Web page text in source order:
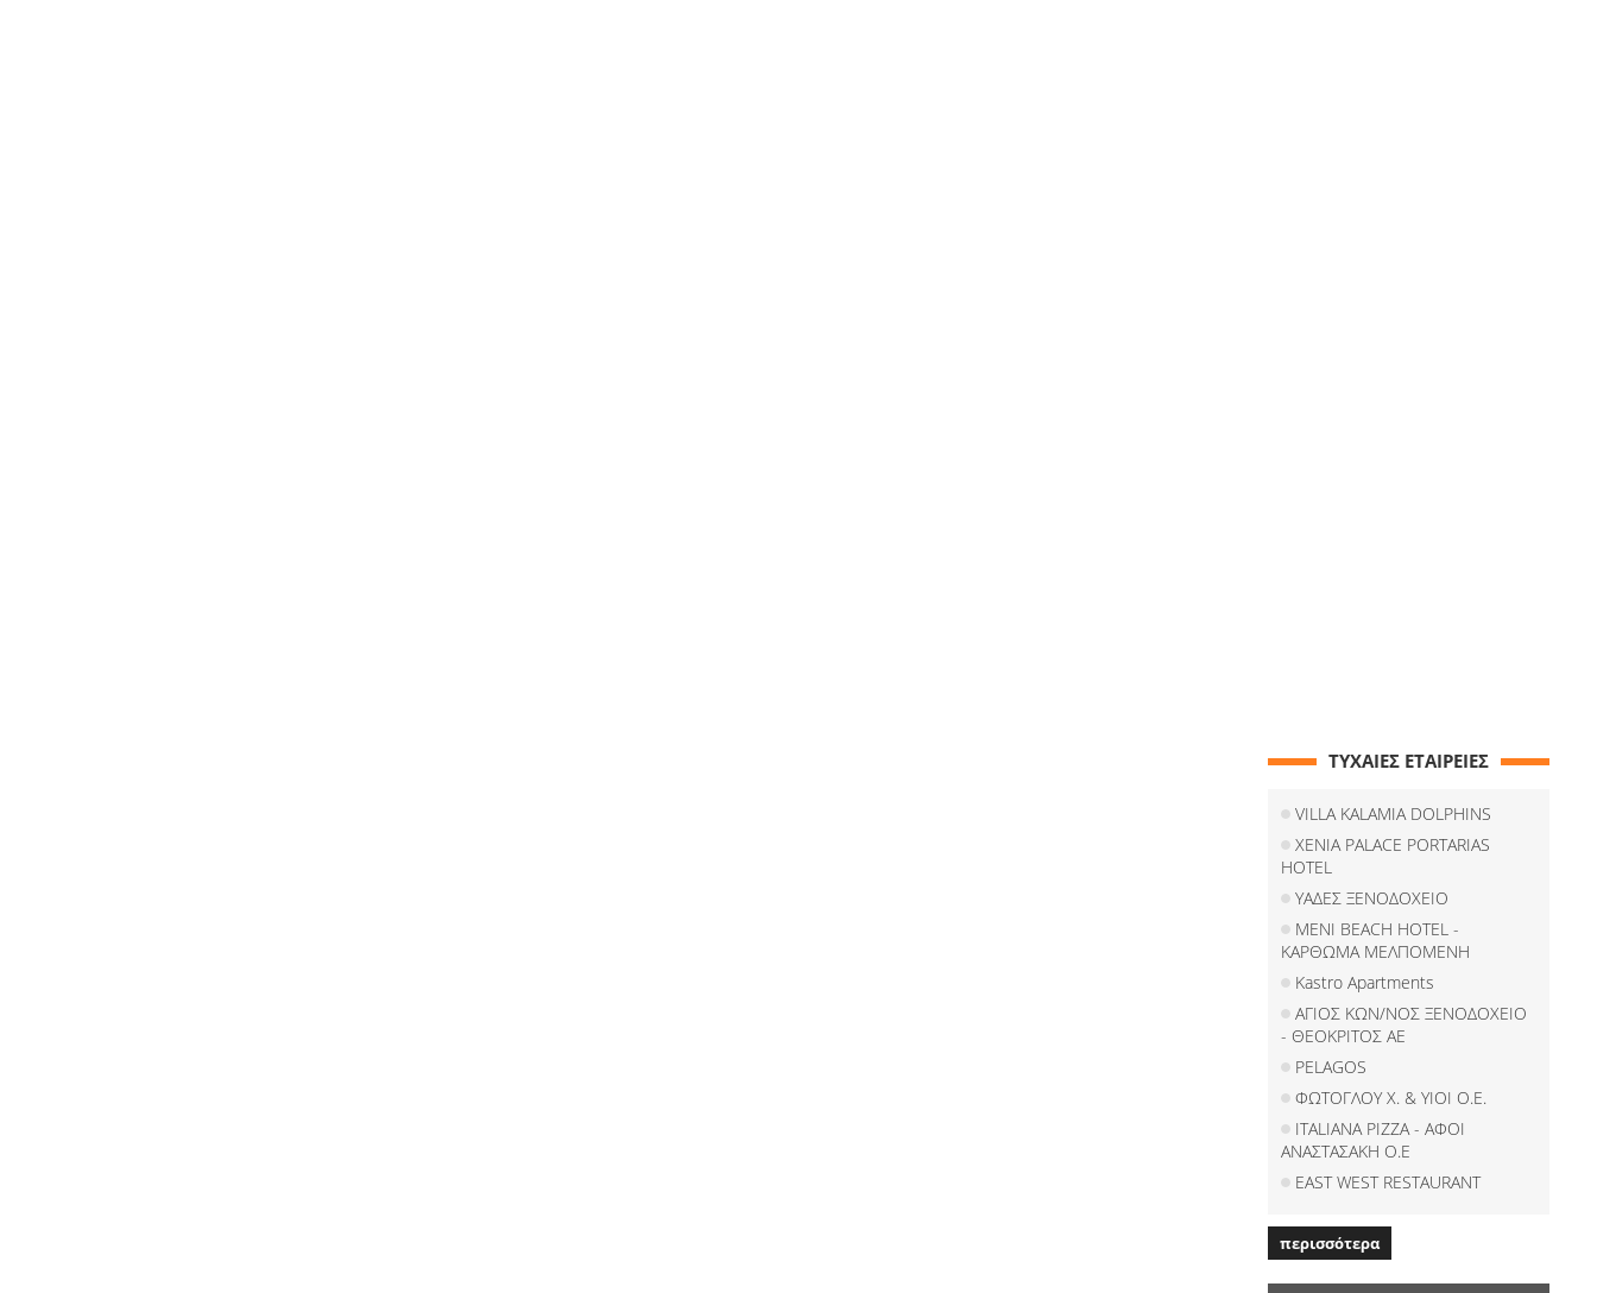
ΤΥΧΑΙΕΣ ΕΤΑΙΡΕΙΕΣ
VILLA KALAMIA DOLPHINS
XENIA PALACE PORTARIAS
HOTEL
ΥΑΔΕΣ ΞΕΝΟΔΟΧΕΙΟ
MENI BEACH HOTEL -
ΚΑΡΘΩΜΑ ΜΕΛΠΟΜΕΝΗ
Kastro Apartments
ΑΓΙΟΣ ΚΩΝ/ΝΟΣ ΞΕΝΟΔΟΧΕΙΟ
- ΘΕΟΚΡΙΤΟΣ ΑΕ
PELAGOS
ΦΩΤΟΓΛΟΥ Χ. & ΥΙΟΙ Ο.Ε.
ITALIANA PIZZA - ΑΦΟΙ
ΑΝΑΣΤΑΣΑΚΗ Ο.Ε
EAST WEST RESTAURANT
περισσότερα